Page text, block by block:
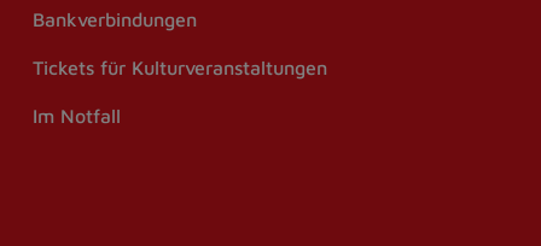
Bankverbindungen
Tickets für Kulturveranstaltungen
Im Notfall